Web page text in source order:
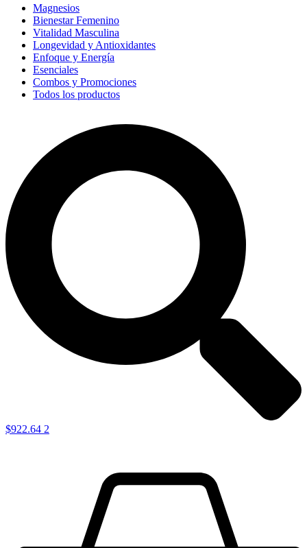
Magnesios
Bienestar Femenino
Vitalidad Masculina
Longevidad y Antioxidantes
Enfoque y Energía
Esenciales
Combos y Promociones
Todos los productos
$922.64 2